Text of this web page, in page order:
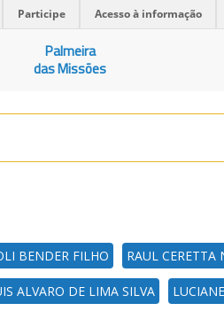
Participe Acesso à informação
Palmeira
das Missões
BENDER FILHO RAUL CERETTA
ALVARO DE LIMA SILVA